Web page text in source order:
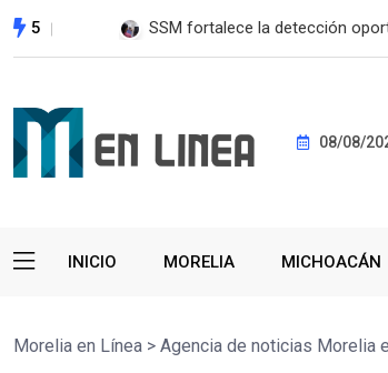
5 EE. UU. reanudará exportación
08/08/
INICIO MORELIA MICHOACÁN
Morelia en Línea > Agencia de noticias Morelia